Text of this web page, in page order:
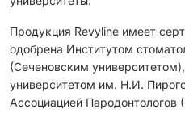
Продукция Revyline имеет
одобрена Институтом
(Сеченовским
университетом им. Н.И.
Ассоциацией Пародонтологов